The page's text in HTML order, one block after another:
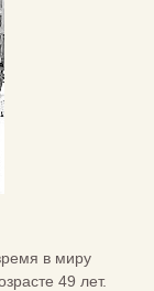
в миру
49 лет.